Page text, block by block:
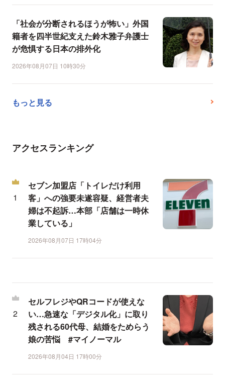
「社会が分断されるほうが怖い」外国
籍者を四半世紀支えた鈴木雅子弁護士
が危惧する日本の排外化
2026年08月07日 10時30分
もっと見る
アクセスランキング
セブン加盟店「トイレだけ利用
客」への強要未遂容疑、経営者夫
婦は不起訴…本部「店舗は一時休
業している」
2026年08月07日 17時04分
セルフレジやQRコードが使えな
い…急速な「デジタル化」に取り
残される60代母、結婚をためらう
娘の苦悩 #マイノーマル
2026年08月04日 17時00分